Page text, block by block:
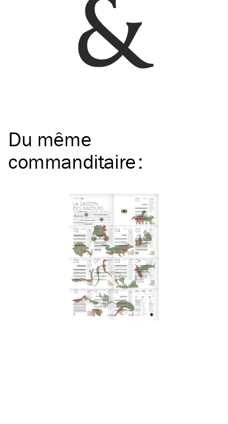
Du même
commanditaire: